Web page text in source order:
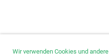
Wir verwenden Cookies und andere